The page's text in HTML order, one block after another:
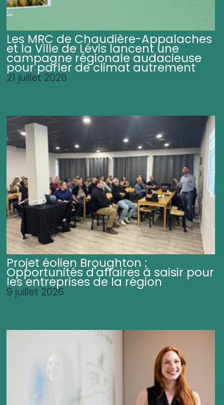
Les MRC de Chaudière-Appalaches
et la Ville de Lévis lancent une
campagne régionale audacieuse
pour parler de climat autrement
21 juillet 2026
Projet éolien Broughton :
Opportunités d'affaires à saisir pour
les entreprises de la région
9 juillet 2026